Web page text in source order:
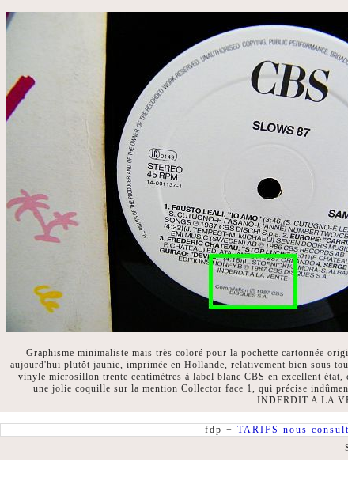
Graphisme minimaliste mais très coloré pour la pochette cartonnée
aujourd'hui plutôt jaunie, imprimée en Hollande, relativement bien sous
vinyle microsillon trente centimètres à label blanc CBS en excellent état,
une jolie coquille sur la mention Collector face 1, qui précise
INDERDIT A LA
fdp + TARIFS nous